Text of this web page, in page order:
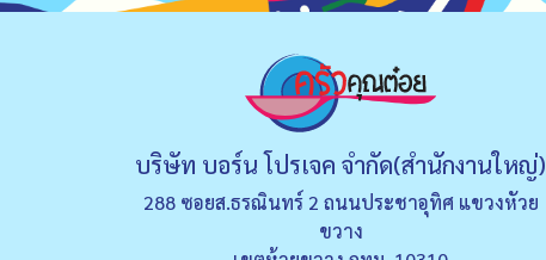
บริษัท บอร์น โปรเจค จำกัด(สำนักงานใหญ่)
288 ซอยส.ธรณินทร์ 2 ถนนประชาอุทิศ แขวงหัวย
ขวาง